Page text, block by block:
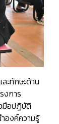
ะทักษะด้าน
งการ
มือปฏิบัติ
องค์ความรู้